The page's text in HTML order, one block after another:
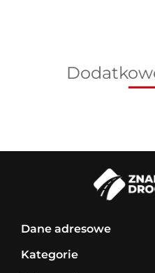
Dane adresowe
Kategorie